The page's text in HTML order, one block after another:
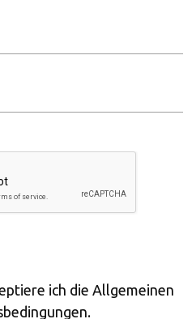
ich die Allgemeinen